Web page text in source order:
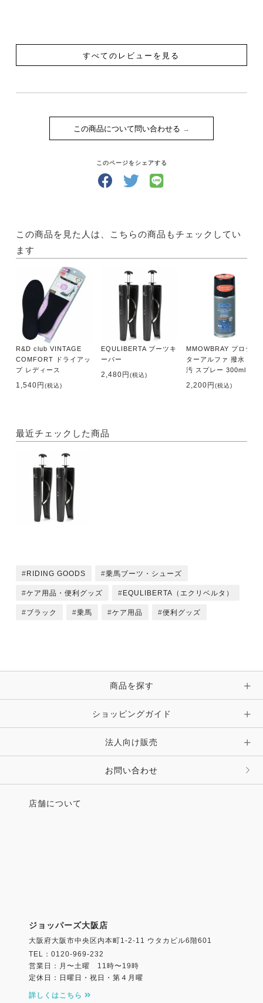
すべてのレビューを見る
この商品について問い合わせる
このページをシェアする
この商品を見た人は、こちらの商品もチェックしてい
ます
R&D club VINTAGE
COMFORT ドライアッ
プ レディース
1,540円(税込)
EQULIBERTA ブーツキ
ーパー
2,480円(税込)
MMOWBRAY プロテク
ターアルファ 撥水・防
汚 スプレー 300ml
2,200円(税込)
最近チェックした商品
RIDING GOODS 乗馬ブーツ・シューズ
ケア用品・便利グッズ EQULIBERTA（エクリベルタ）
ブラック 乗馬 ケア用品 便利グッズ
商品を探す
ショッピングガイド
法人向け販売
お問い合わせ
店舗について
ジョッパーズ大阪店
大阪府大阪市中央区内本町1-2-11 ウタカビル6階601
TEL：0120-969-232
営業日：月〜土曜 11時〜19時
定休日：日曜日・祝日・第４月曜
詳しくはこちら